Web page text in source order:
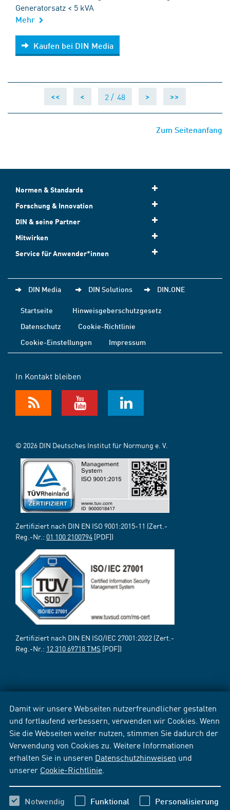
Damit wir unsere Webseiten nutzerfreundlicher gestalten
und fortlaufend verbessern, verwenden wir Cookies. Wenn
Sie die Webseiten weiter nutzen, stimmen Sie dadurch der
Verwendung von Cookies zu. Weitere Informationen
erhalten Sie in unseren Datenschutzhinweisen und
unserer Cookie-Richtlinie
Notwendig Funktional Personalisierung
Generatorsatz < 5 kVA
Mehr
Kaufen bei DIN Media
Kaufen bei DIN Media
<< < 2 / 48 > >>
Zum Seitenanfang
Normen & Standards
Forschung & Innovation
DIN & seine Partner
Mitwirken
Service für Anwender*innen
DIN Media DIN Solutions DIN.ONE
Startseite
Hinweisgeberschutzgesetz
Datenschutz
Cookie-Richtlinie
Cookie-Einstellungen
Impressum
In Kontakt bleiben
© 2026 DIN Deutsches Institut für Normung e. V.
Zertifiziert nach DIN EN ISO 9001:2015-11 (Zert.-
Reg.-Nr.: 01 100 2100794 [PDF])
Zertifiziert nach DIN EN ISO/IEC 27001:2022 (Zert.-
Reg.-Nr.: 12 310 69718 TMS [PDF])